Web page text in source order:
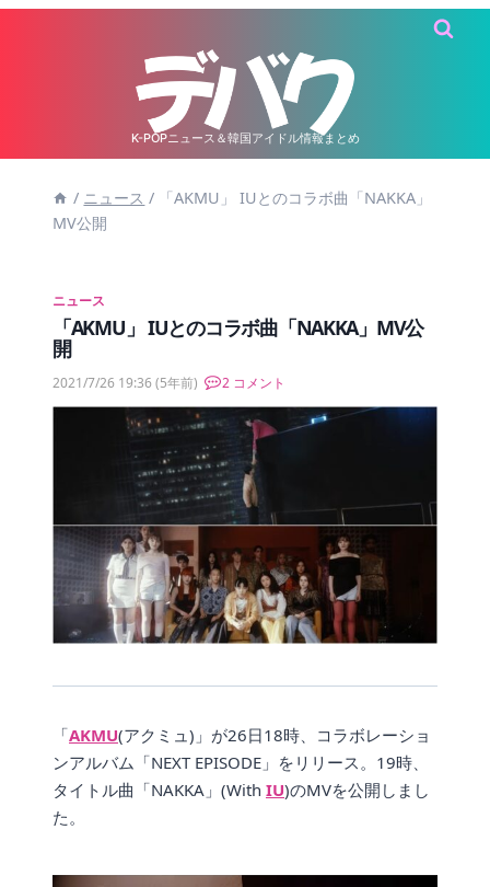
K-POPニュース＆韓国アイドル情報まとめ
/ ニュース /
「AKMU」 IUとのコラボ曲「NAKKA」
MV公開
ニュース
「AKMU」 IUとのコラボ曲「NAKKA」MV公
開
2021/7/26 19:36(5年前) 2 コメント
「AKMU(アクミュ)」が26日18時、コラボレーショ
ンアルバム「NEXT EPISODE」をリリース。19時、
タイトル曲「NAKKA」(With IU)のMVを公開しまし
た。